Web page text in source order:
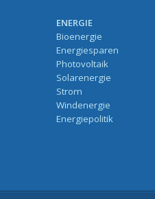
ENERGIE
Bioenergie
Energiesparen
Photovoltaik
Solarenergie
Strom
Windenergie
Energiepolitik